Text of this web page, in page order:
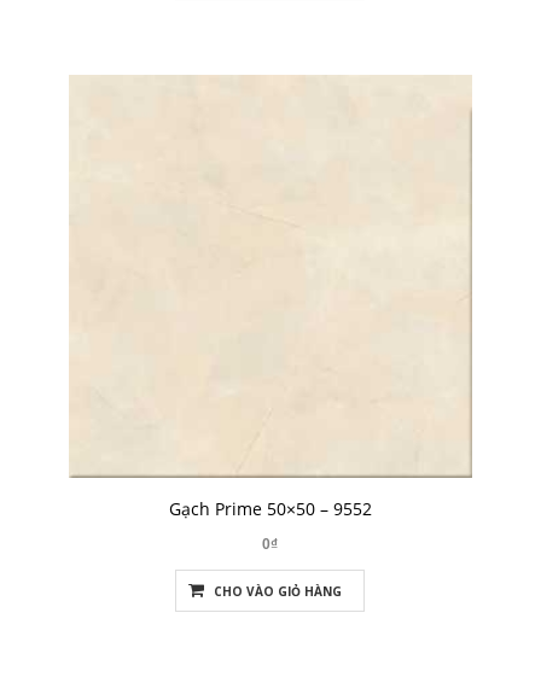
Gạch Prime 50×50 – 9552
0₫
CHO VÀO GIỎ HÀNG